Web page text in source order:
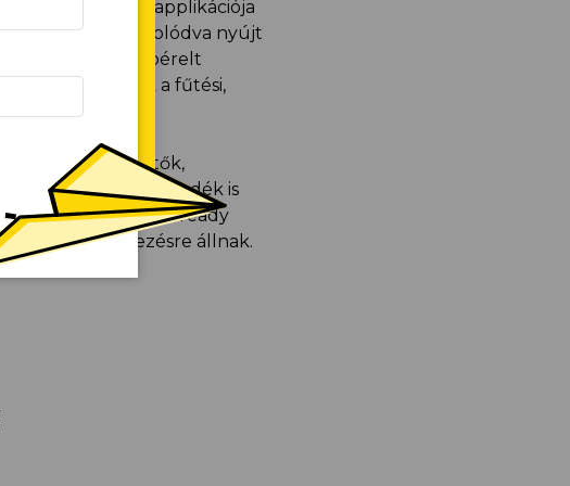
mobilapplikációja
kapcsolódva nyújt
is elérhetők a bérelt
módosíthatók a fűtési,
működtethetők,
tetejére hulló csapadék is
területeken smart ready
is rendelkezésre állnak.
és